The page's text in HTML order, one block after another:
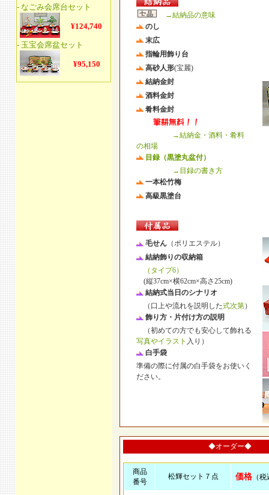
→結納品の意味
のし
末広
指輪用飾り台
高砂人形(宝麗)
結納金封
酒料金封
肴料金封
→結納金・酒料・肴料
の相場
目録（黒塗丸盆付）
→目録の書き方
一本松竹梅
高級黒塗台
毛せん（ポリエステル）
結納飾りの収納箱
（タイプ6）
(縦37cm×横62cm×高さ25cm)
結納式当日のシナリオ
（口上や流れを説明した式次第）
飾り方・片付け方の説明
（初めての方でも安心して飾れる
写真やイラスト 入り）
白手袋
準備の際に付属の白手袋をお使いく
ださい。
◆オーダー◆
商品
番号
松輝セット７点 価格（税